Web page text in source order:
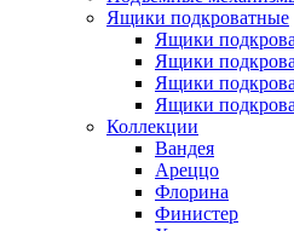
Ящики подкроватные
Ящики
Ящики
Ящики
Ящики
Коллекции
Вандея
Ареццо
Флорина
Финистер